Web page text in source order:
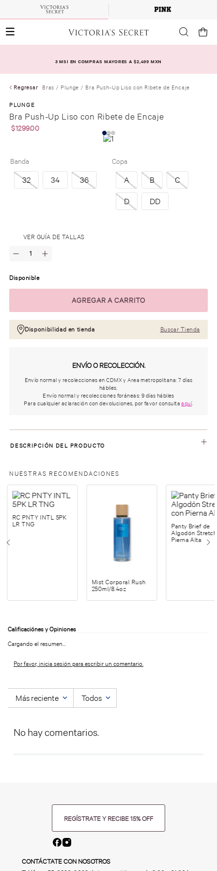
3 MSI EN COMPRAS MAYORES A $2,499 MXN
Regresar Bras Plunge Bra Push-Up Liso con Ribete de Encaje
PLUNGE
Bra Push-Up Liso con Ribete de Encaje
$1299.00
Copa
A B
C
D
DD
Banda
32 34 36
VER GUÍA DE TALLAS
Disponible
Disponibilidad en tienda Buscar Tienda
ENVÍO O RECOLECCIÓN.
Envío normal y recolecciones en CDMX y Area metropolitana: 7 días
hábiles.
Envío normal y recolecciones foráneas: 9 días hábiles
Para cualquier aclaración con devoluciones, por favor consultaaquí.
DESCRIPCIÓN DEL PRODUCTO
NUESTRAS RECOMENDACIONES
RC PNTY INTL 5PK
LR TNG
Mist Corporal Rush
250ml/8.4oz
Panty Brief de
Algodón
Pierna Alta
Cargando el resumen…
Por favor, inicia sesión para escribir un comentario.
Más reciente Todos
No hay comentarios.
REGÍSTRATE Y RECIBE 15% OFF
CONTÁCTATE CON NOSOTROS